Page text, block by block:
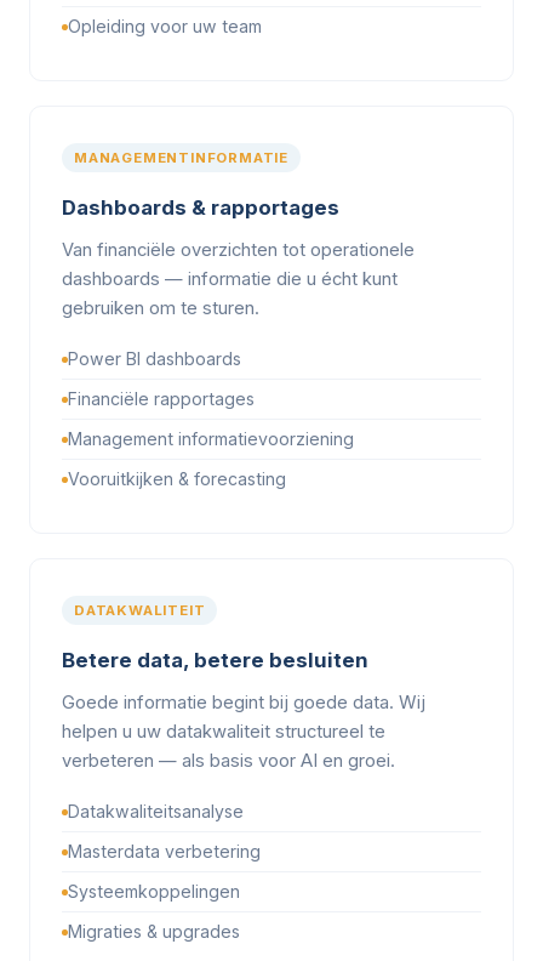
Opleiding voor uw team
MANAGEMENTINFORMATIE
Dashboards & rapportages
Van financiële overzichten tot operationele
dashboards — informatie die u écht kunt
gebruiken om te sturen.
Power BI dashboards
Financiële rapportages
Management informatievoorziening
Vooruitkijken & forecasting
DATAKWALITEIT
Betere data, betere besluiten
Goede informatie begint bij goede data. Wij
helpen u uw datakwaliteit structureel te
verbeteren — als basis voor AI en groei.
Datakwaliteitsanalyse
Masterdata verbetering
Systeemkoppelingen
Migraties & upgrades